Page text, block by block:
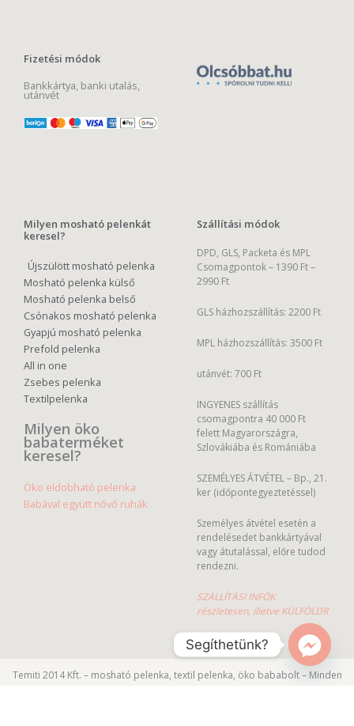
Fizetési módok
Bankkártya, banki utalás,
utánvét
Milyen mosható pelenkát
keresel?
Újszülött mosható pelenka
Mosható pelenka külső
Mosható pelenka belső
Csónakos mosható pelenka
Gyapjú mosható pelenka
Prefold pelenka
All in one
Zsebes pelenka
Textilpelenka
Milyen öko
babaterméket
keresel?
Öko eldobható pelenka
Babával együtt nővő ruhák
Szállítási módok
DPD, GLS, Packeta és MPL
Csomagpontok – 1390 Ft –
2990 Ft
GLS házhozszállítás: 2200 Ft
MPL házhozszállítás: 3500 Ft
utánvét: 700 Ft
INGYENES szállítás
csomagpontra 40 000 Ft
felett Magyarországra,
Szlovákiába és Romániába
SZEMÉLYES ÁTVÉTEL – Bp., 21.
ker (időpontegyeztetéssel)
Személyes átvétel esetén a
rendelésedet bankkártyával
vagy átutalással, előre tudod
rendezni.
SZÁLLÍTÁSI INFÓK
részletesen, illetve KÜLFÖLDR
Temiti 2014 Kft. – mosható pelenka, textil pelenka, öko bababolt – Minden
Segíthetünk?